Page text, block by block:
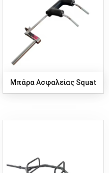
Μπάρα Ασφαλείας Squat